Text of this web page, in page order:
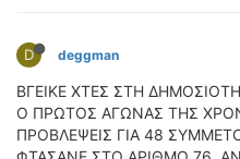
D deggman
ΒΓΕΙΚΕ ΧΤΕΣ ΣΤΗ
Ο ΠΡΩΤΟΣ ΑΓΩΝΑΣ ΤΗΣ
ΠΡΟΒΛΕΨΕΙΣ ΓΙΑ 48
VIDEO
4TTV
ΝΕΑ ΜΟΝΤΕΛΑ
ΑΓΩΝΕΣ